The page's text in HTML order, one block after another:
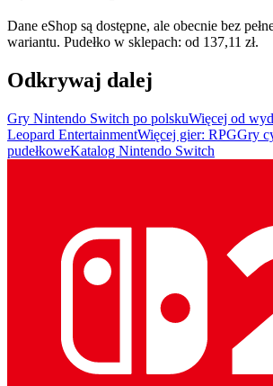
Dane eShop są dostępne, ale obecnie bez
wariantu. Pudełko w sklepach: od 137,11 zł.
Odkrywaj dalej
Gry Nintendo Switch po polskuWięcej od
Leopard EntertainmentWięcej gier: RPGGry
pudełkoweKatalog Nintendo Switch